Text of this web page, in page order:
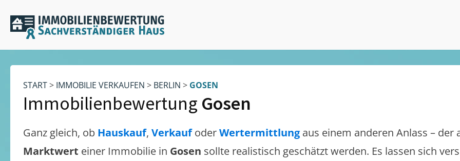
START> IMMOBILIE VERKAUFEN > BERLIN > GOSEN
Immobilienbewertung Gosen
Ganz gleich, ob Hauskauf, VerkaufoderWertermittlung aus einem anderen Anlass – der
Marktwert einer Immobilie in Gosen sollte realistisch geschätzt werden. Es lassen sich